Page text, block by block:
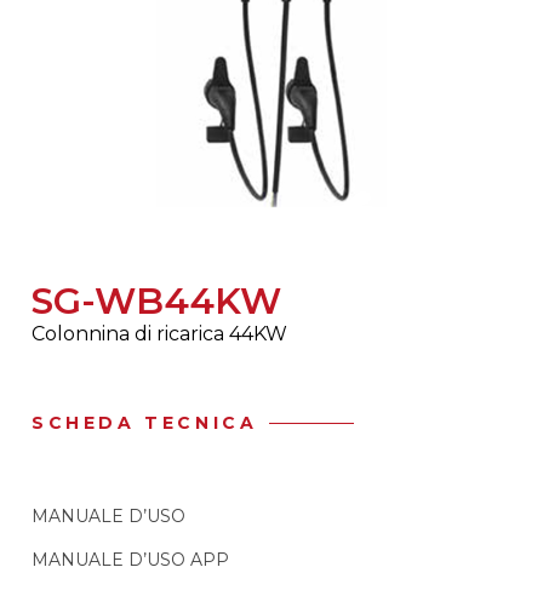
SG-WB44KW
Colonnina di ricarica 44KW
SCHEDA TECNICA
MANUALE D’USO
MANUALE D’USO APP